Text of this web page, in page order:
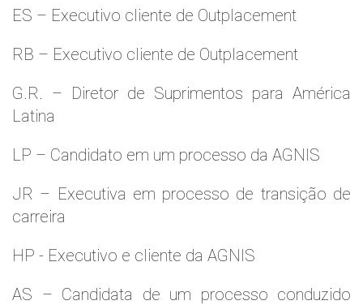
ES – Executivo cliente de Outplacement
RB – Executivo cliente de Outplacement
G.R. – Diretor de Suprimentos para América
Latina
LP – Candidato em um processo da AGNIS
JR – Executiva em processo de transição de
carreira
HP - Executivo e cliente da AGNIS
AS – Candidata de um processo conduzido